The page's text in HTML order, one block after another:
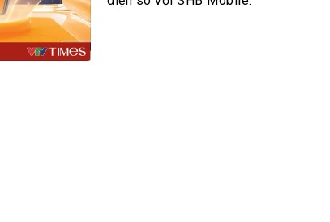
Đấu giá tài sản
Thanh toán –Thẻ